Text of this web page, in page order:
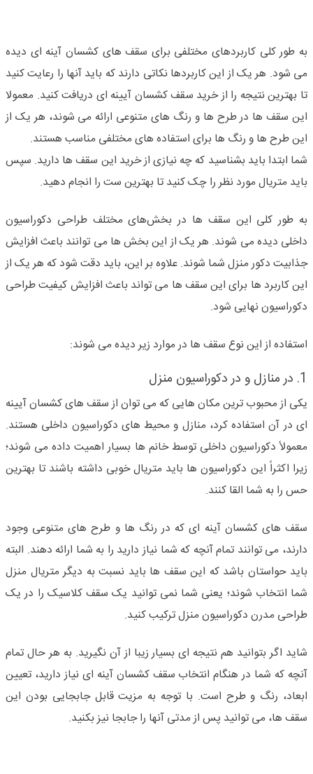
به طور کلی کاربردهای مختلفی برای سقف های کشسان آینه ای دیده
می شود. هر یک از این کاربردها نکاتی دارند که باید آنها را رعایت کنید
تا بهترین نتیجه را از خرید سقف کشسان آیینه ای دریافت کنید. معمولا
این سقف ها در طرح ها و رنگ های متنوعی ارائه می شوند، هر یک از
این طرح ها و رنگ ها برای استفاده های مختلفی مناسب هستند.
شما ابتدا باید بشناسید که چه نیازی از خرید این سقف ها دارید. سپس
باید متریال مورد نظر را چک کنید تا بهترین ست را انجام دهید.
به طور کلی این سقف ها در بخش‌های مختلف طراحی دکوراسیون
داخلی دیده می شوند. هر یک از این بخش ها می توانند باعث افزایش
جذابیت دکور منزل شما شوند. علاوه بر این، باید دقت شود که هر یک از
این کاربرد ها برای این سقف ها می تواند باعث افزایش کیفیت طراحی
دکوراسیون نهایی شود.
استفاده از این نوع سقف ها در موارد زیر دیده می شوند:
1. در منازل و در دکوراسیون منزل
یکی از محبوب ترین مکان هایی که می توان از سقف های کشسان آیینه
ای در آن استفاده کرد، منازل و محیط های دکوراسیون داخلی هستند.
معمولاً دکوراسیون داخلی توسط خانم ها بسیار اهمیت داده می شوند؛
زیرا اکثراً این دکوراسیون ها باید متریال خوبی داشته باشند تا بهترین
حس را به شما القا کنند.
سقف های کشسان آینه ای که در رنگ ها و طرح های متنوعی وجود
دارند، می توانند تمام آنچه که شما نیاز دارید را به شما ارائه دهند. البته
باید حواستان باشد که این سقف ها باید نسبت به دیگر متریال منزل
شما انتخاب شوند؛ یعنی شما نمی توانید یک سقف کلاسیک را در یک
طراحی مدرن دکوراسیون منزل ترکیب کنید.
شاید اگر بتوانید هم نتیجه ای بسیار زیبا از آن نگیرید. به هر حال تمام
آنچه که شما در هنگام انتخاب سقف کشسان آینه ای نیاز دارید، تعیین
ابعاد، رنگ و طرح است. با توجه به مزیت قابل جابجایی بودن این
سقف ها، می توانید پس از مدتی آنها را جابجا نیز بکنید.